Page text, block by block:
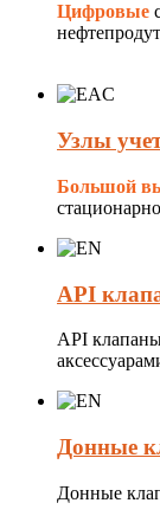
Цифровые
Узлы
Большой
API
API
Донные
Донные